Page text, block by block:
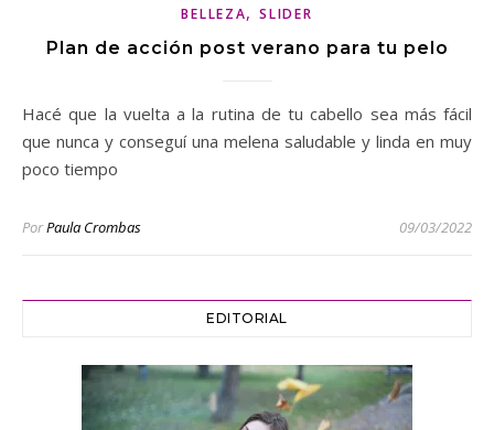
BELLEZA,SLIDER
Plan de acción post verano para tu pelo
Hacé que la vuelta a la rutina de tu cabello sea más fácil
que nunca y conseguí una melena saludable y linda en muy
poco tiempo
PorPaula Crombas 09/03/2022
EDITORIAL